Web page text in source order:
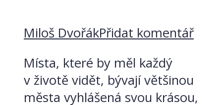
Miloš DvořákPřidat komentář
Místa, které by měl každý
v životě vidět, bývají většinou
města vyhlášená svou krásou,